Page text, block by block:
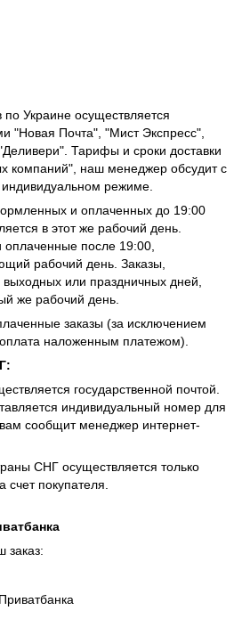
по Украине осуществляется
"Новая Почта", "Мист Экспресс",
Тарифы и сроки доставки
компаний", наш менеджер обсудит с
режиме.
и оплаченных до 19:00
в этот же рабочий день.
после 19:00,
рабочий день. Заказы,
или праздничных дней,
же рабочий день.
заказы (за исключением
наложенным платежом).
государственной почтой.
индивидуальный номер для
сообщит менеджер интернет-
СНГ осуществляется только
счет покупателя.
заказ: